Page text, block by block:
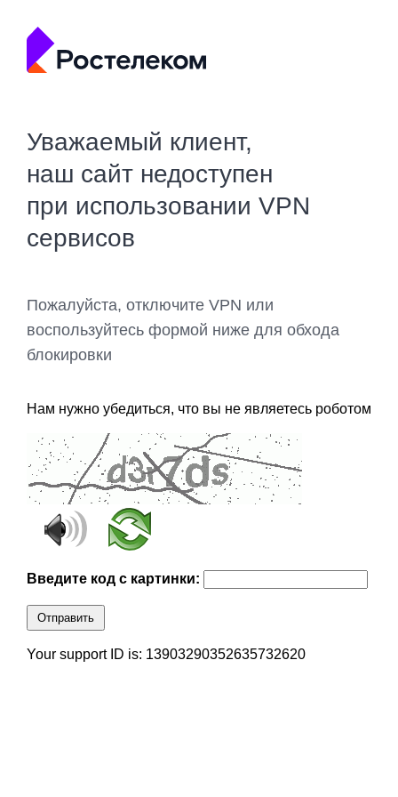
Уважаемый клиент,
наш сайт недоступен
при использовании VPN
сервисов
Пожалуйста, отключите VPN или
воспользуйтесь формой ниже для обхода
блокировки
Нам нужно убедиться, что вы не являетесь роботом
Введите код с картинки:
Отправить
Your support ID is: 13903290352635732620